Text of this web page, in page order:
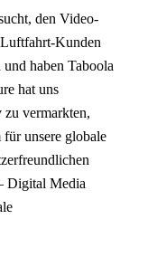
den Video-
Kunden
haben Taboola
hat uns
zu vermarkten,
unsere globale
Digital Media